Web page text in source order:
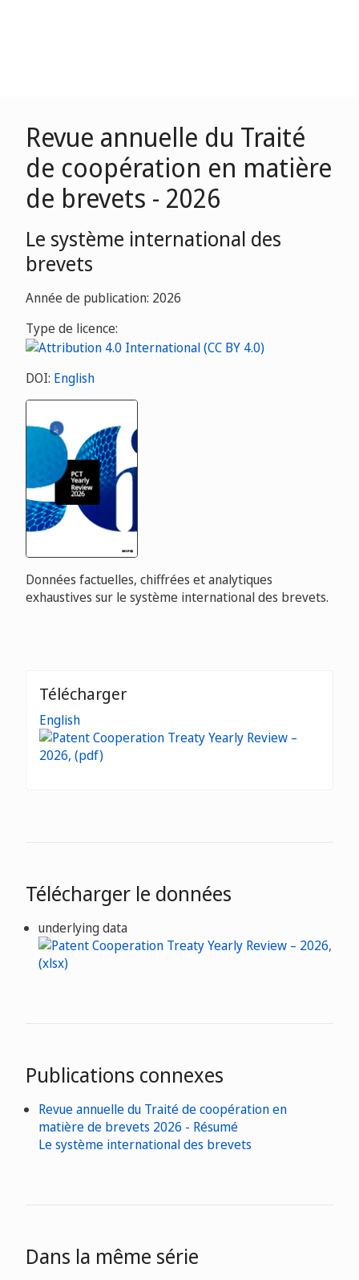
Revue annuelle du Traité
de coopération en matière
de brevets - 2026
Le système international des
brevets
Année de publication: 2026
Type de licence:
DOI: English
Données factuelles, chiffrées et analytiques
exhaustives sur le système international des brevets.
Télécharger
English
Télécharger le données
underlying data
Publications connexes
Revue annuelle du Traité de coopération en
matière de brevets 2026 - Résumé
Le système international des brevets
Dans la même série